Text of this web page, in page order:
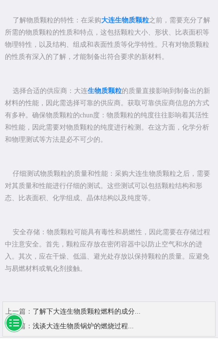
了解物质颗粒的特性：在采购大连生物质颗粒之前，需要充分了解
所需的物质颗粒的性质和特点，这包括颗粒大小、形状、比表面积等
物理特性，以及结构、组成和表面性质等化学特性。只有对物质颗粒
的性质有深入的了解，才能制备出符合要求的新材料。
选择合适的供应商：大连生物质颗粒的质量直接影响到制备出的新
材料的性能，因此需选择可靠的供应商。获取可靠供应商信息的方式
有多种。确保物质颗粒的chun度：物质颗粒的纯度往往影响着其活性
和性能，因此需要对物质颗粒的纯度进行检测。在这方面，化学分析
和物理测试等方法是必不可少的。
仔细测试物质颗粒的质量和性能：采购大连生物质颗粒之后，需要
对其质量和性能进行仔细的测试。这些测试可以包括颗粒结构和形
态、比表面积、化学组成、晶体结构以及纯度等。
安全存储：物质颗粒可能具有毒性和易燃性，因此需要在存储过程
中注意安全。首先，颗粒应存放在密闭容器中以防止空气和水的进
入。其次，应在干燥、低温、避光处存放以保持颗粒的质量。应避免
与易燃材料或氧化剂接触。
上一篇： 了解下大连生物质颗粒燃料的成分...
下一篇： 浅谈大连生物质锅炉的燃烧过程...